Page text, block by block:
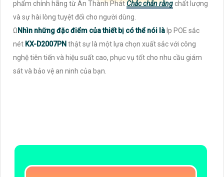
phẩm chính hãng từ An Thành PhátChắc chắn rằngchất lượng
và sự hài lòng tuyệt đối cho người dùng.
Ω Nhìn những đặc điểm của thiết bị có thể nói là Ip POE sắc
nét KX-D2007PN thật sự là một lựa chọn xuất sắc với công
nghệ tiên tiến và hiệu suất cao, phục vụ tốt cho nhu cầu giám
sát và bảo vệ an ninh của bạn.